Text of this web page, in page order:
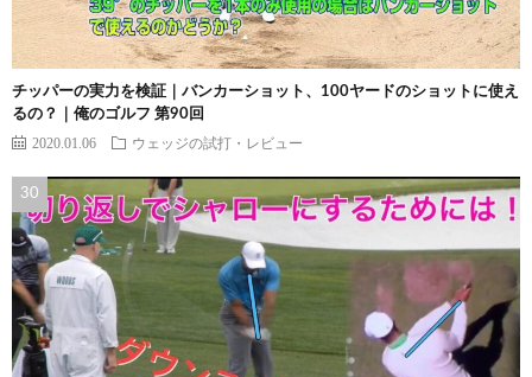
チッパーの実力を検証｜バンカーショット、100ヤードのショットに使え
るの？｜俺のゴルフ 第90回
2020.01.06 ウェッジの試打・レビュー